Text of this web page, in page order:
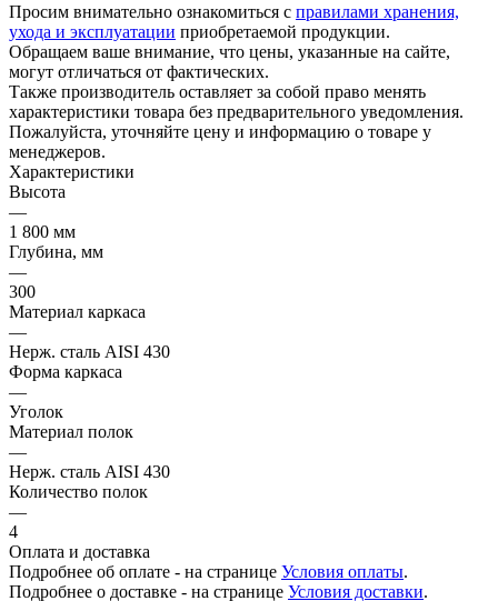
Просим внимательно ознакомиться с правилами хранения,
ухода и эксплуатации приобретаемой продукции.
Обращаем ваше внимание, что цены, указанные на сайте,
могут отличаться от фактических.
Также производитель оставляет за собой право менять
характеристики товара без предварительного уведомления.
Пожалуйста, уточняйте цену и информацию о товаре у
менеджеров.
Характеристики
Высота
—
1 800 мм
Глубина, мм
—
300
Материал каркаса
—
Нерж. сталь AISI 430
Форма каркаса
—
Уголок
Материал полок
—
Нерж. сталь AISI 430
Количество полок
—
4
Оплата и доставка
Подробнее об оплате - на странице Условия оплаты.
Подробнее о доставке - на странице Условия доставки.